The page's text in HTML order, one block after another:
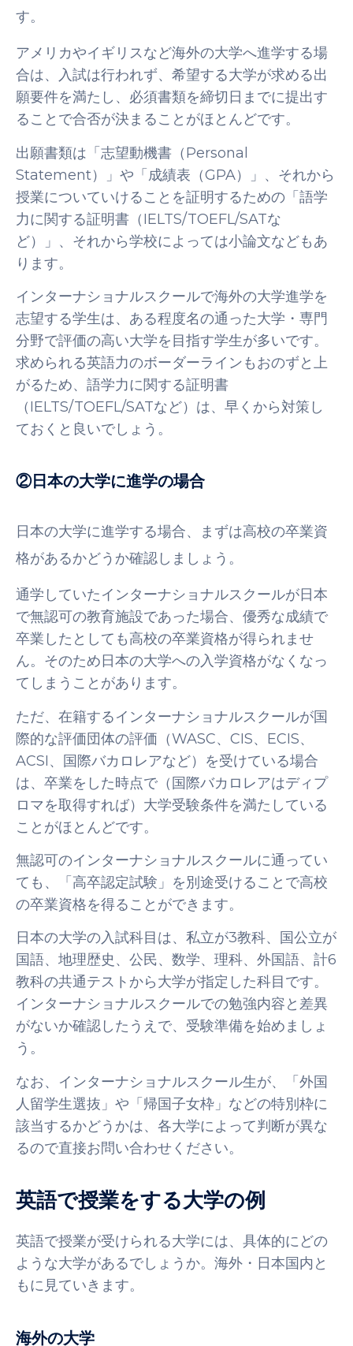
す。
アメリカやイギリスなど海外の大学へ進学する場
合は、入試は行われず、希望する大学が求める出
願要件を満たし、必須書類を締切日までに提出す
ることで合否が決まることがほとんどです。
出願書類は「志望動機書（Personal
Statement）」や「成績表（GPA）」、それから
授業についていけることを証明するための「語学
力に関する証明書（IELTS/TOEFL/SATな
ど）」、それから学校によっては小論文などもあ
ります。
インターナショナルスクールで海外の大学進学を
志望する学生は、ある程度名の通った大学・専門
分野で評価の高い大学を目指す学生が多いです。
求められる英語力のボーダーラインもおのずと上
がるため、語学力に関する証明書
（IELTS/TOEFL/SATなど）は、早くから対策し
ておくと良いでしょう。
②日本の大学に進学の場合
日本の大学に進学する場合、まずは高校の卒業資
格があるかどうか確認しましょう。
通学していたインターナショナルスクールが日本
で無認可の教育施設であった場合、優秀な成績で
卒業したとしても高校の卒業資格が得られませ
ん。そのため日本の大学への入学資格がなくなっ
てしまうことがあります。
ただ、在籍するインターナショナルスクールが国
際的な評価団体の評価（WASC、CIS、ECIS、
ACSI、国際バカロレアなど）を受けている場合
は、卒業をした時点で（国際バカロレアはディプ
ロマを取得すれば）大学受験条件を満たしている
ことがほとんどです。
無認可のインターナショナルスクールに通ってい
ても、「高卒認定試験」を別途受けることで高校
の卒業資格を得ることができます。
日本の大学の入試科目は、私立が3教科、国公立が
国語、地理歴史、公民、数学、理科、外国語、計6
教科の共通テストから大学が指定した科目です。
インターナショナルスクールでの勉強内容と差異
がないか確認したうえで、受験準備を始めましょ
う。
なお、インターナショナルスクール生が、「外国
人留学生選抜」や「帰国子女枠」などの特別枠に
該当するかどうかは、各大学によって判断が異な
るので直接お問い合わせください。
英語で授業をする大学の例
英語で授業が受けられる大学には、具体的にどの
ような大学があるでしょうか。海外・日本国内と
もに見ていきます。
海外の大学